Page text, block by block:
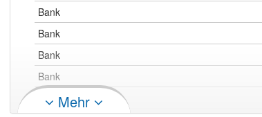
Genitiv der Bank Genitiv
Bank
Bank
Bank
Bank
BankMehr